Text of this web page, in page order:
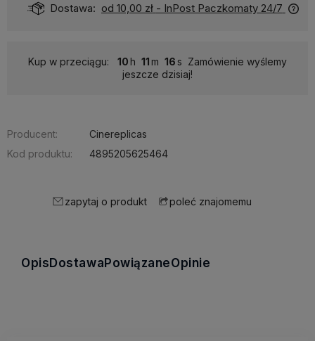
Dostawa: od 10,00 zł - InPost Paczkomaty 24/7
Kup w przeciągu: 10 11 15
Zamówienie wyślemy
jeszcze dzisiaj!
Producent:
Cinereplicas
Kod produktu:
4895205625464
zapytaj o produkt poleć znajomemu
OpisDostawaPowiązaneOpinie